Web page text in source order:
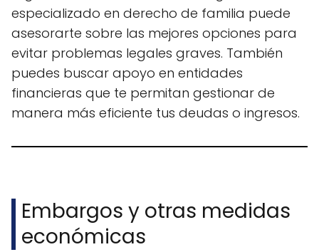
especializado en derecho de familia puede
asesorarte sobre las mejores opciones para
evitar problemas legales graves. También
puedes buscar apoyo en entidades
financieras que te permitan gestionar de
manera más eficiente tus deudas o ingresos.
Embargos y otras medidas
económicas